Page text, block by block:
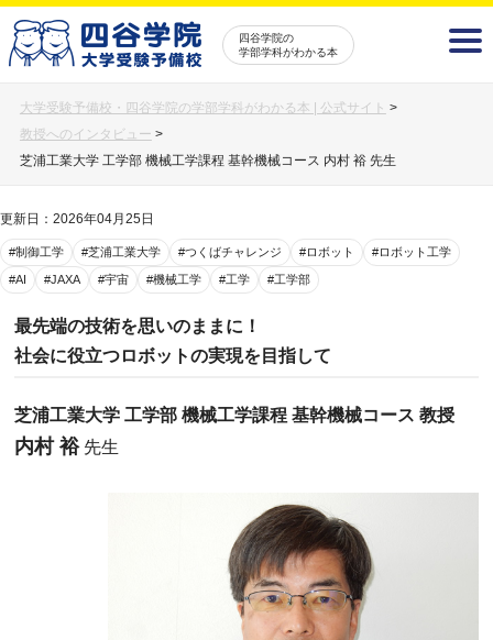
四谷学院の
学部学科がわかる本
大学受験予備校・四谷学院の学部学科がわかる本 | 公式サイト >
教授へのインタビュー >
芝浦工業大学 工学部 機械工学課程 基幹機械コース 内村 裕 先生
更新日：2026年04月25日
#制御工学 #芝浦工業大学 #つくばチャレンジ #ロボット #ロボット工学
#AI #JAXA #宇宙 #機械工学 #工学 #工学部
最先端の技術を思いのままに！
社会に役立つロボットの実現を目指して
芝浦工業大学 工学部 機械工学課程 基幹機械コース 教授
内村 裕 先生